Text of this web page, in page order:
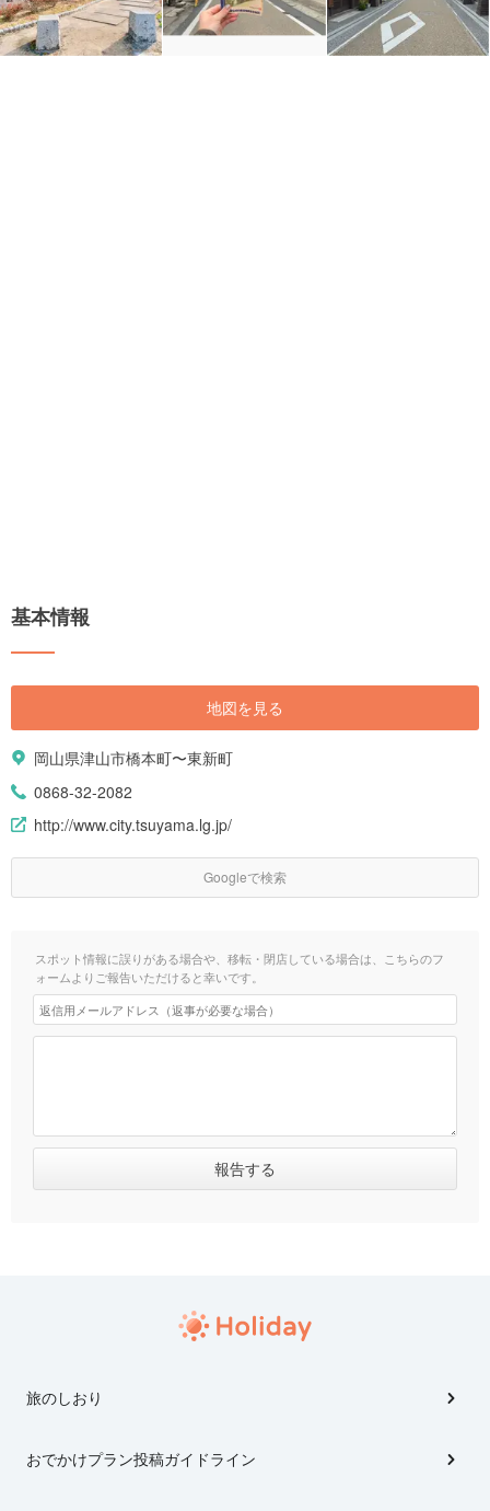
基本情報
地図を見る
岡山県津山市橋本町〜東新町
0868-32-2082
http://www.city.tsuyama.lg.jp/
Googleで検索
スポット情報に誤りがある場合や、移転・閉店している場合は、こちらのフ
ォームよりご報告いただけると幸いです。
旅のしおり
おでかけプラン投稿ガイドライン